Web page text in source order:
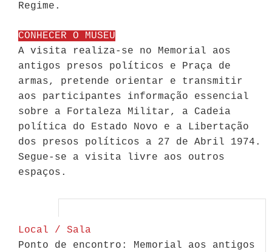
Regime.
CONHECER O MUSEU
A visita realiza-se no Memorial aos
antigos presos políticos e Praça de
armas, pretende orientar e transmitir
aos participantes informação essencial
sobre a Fortaleza Militar, a Cadeia
política do Estado Novo e a Libertação
dos presos políticos a 27 de Abril 1974.
Segue-se a visita livre aos outros
espaços.
Local / Sala
Ponto de encontro: Memorial aos antigos